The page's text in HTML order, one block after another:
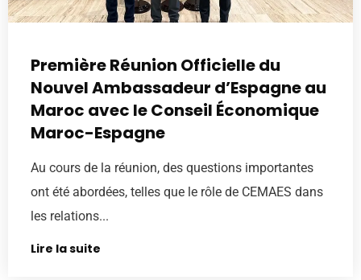
Première Réunion Officielle du
Nouvel Ambassadeur d’Espagne au
Maroc avec le Conseil Économique
Maroc-Espagne
Au cours de la réunion, des questions importantes
ont été abordées, telles que le rôle de CEMAES dans
les relations...
Lire la suite